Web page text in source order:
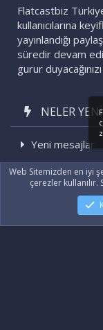
Flatcastbiz
kullanıcılarına
yayınlandığı
süredir devam
gurur
NELER YENI
Yeni mesajlar
Son etkinlikler
© by
Web Sitemizden en iyi
çerezler